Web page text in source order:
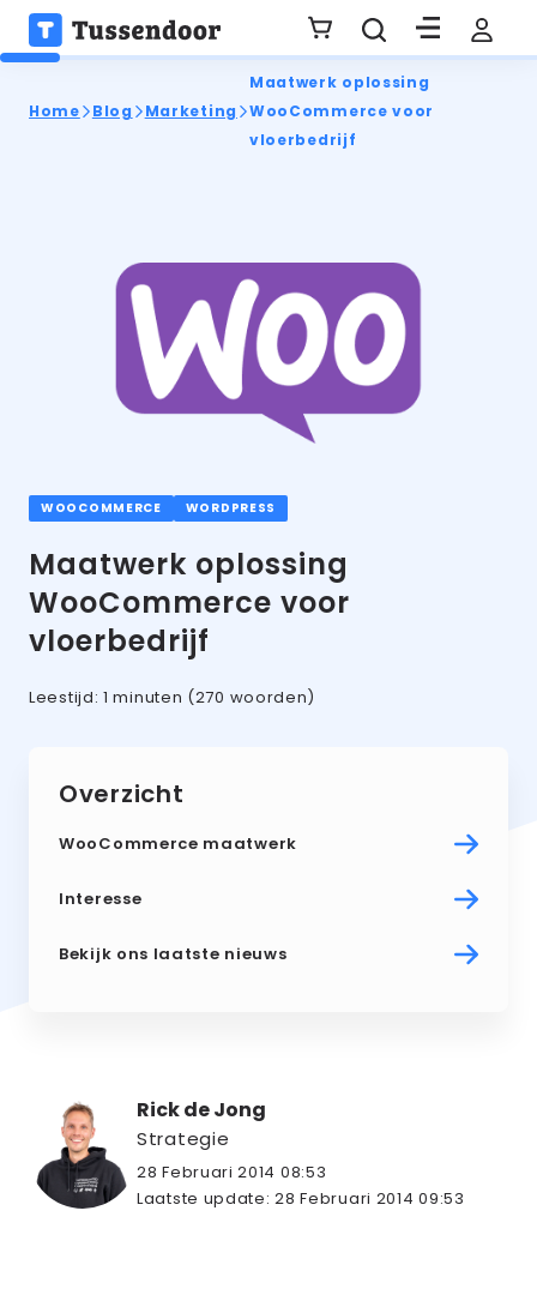
Home Blog Marketing
Maatwerk oplossing
WooCommerce voor
vloerbedrijf
WOOCOMMERCE WORDPRESS
Maatwerk oplossing
WooCommerce voor
vloerbedrijf
Leestijd:1 minuten (270 woorden)
Overzicht
WooCommerce maatwerk
Interesse
Bekijk ons laatste nieuws
Rick de Jong
Strategie
28 Februari 2014 08:53
Laatste update:28 Februari 2014 09:53